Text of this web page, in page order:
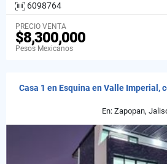
6098764
PRECIO VENTA
$8,300,000
Pesos Mexicanos
Casa 1 en Esquina en Valle Imperial,
En: Zapopan,